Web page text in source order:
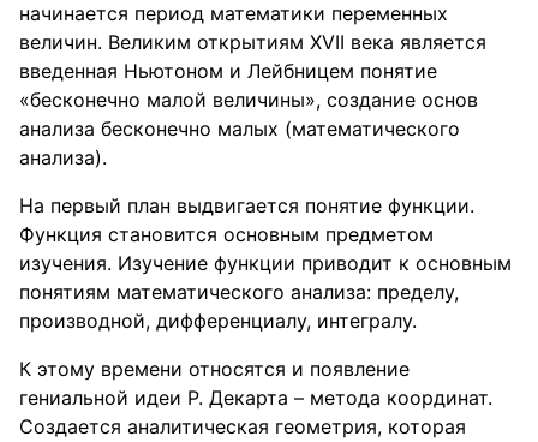
начинается период математики переменных
величин. Великим открытиям XVII века является
введенная Ньютоном и Лейбницем понятие
«бесконечно малой величины», создание основ
анализа бесконечно малых (математического
анализа).
На первый план выдвигается понятие функции.
Функция становится основным предметом
изучения. Изучение функции приводит к основным
понятиям математического анализа: пределу,
производной, дифференциалу, интегралу.
К этому времени относятся и появление
гениальной идеи Р. Декарта – метода координат.
Создается аналитическая геометрия, которая